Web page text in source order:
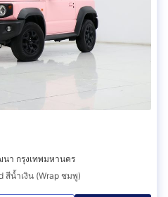
า กรุงเทพมหานคร
สีน้ำเงิน (Wrap ชมพู)